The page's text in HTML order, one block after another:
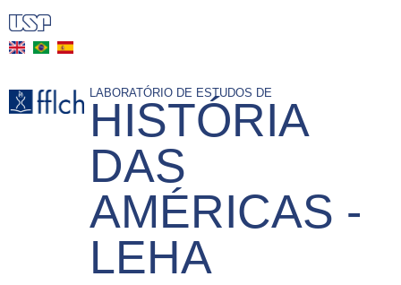
Pasar
principal
LABORATÓRIO DE ESTUDOS DE
HISTÓRIA
DAS
AMÉRICAS -
LEHA